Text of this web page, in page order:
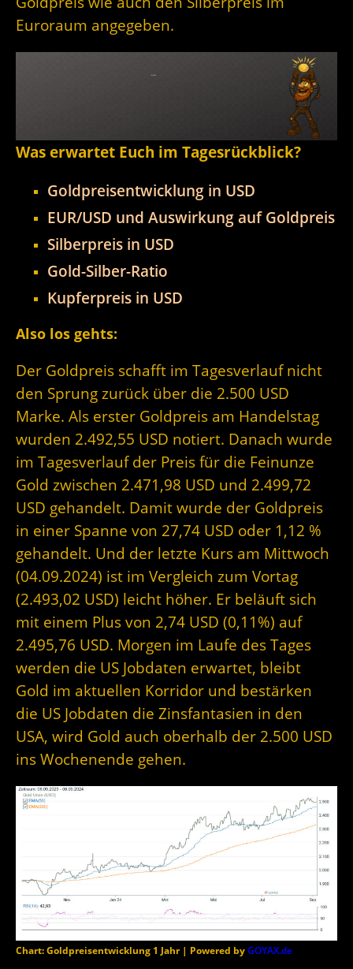
Euroraum angegeben.
Was erwartet Euch im Tagesrückblick?
Goldpreisentwicklung in USD
EUR/USD und Auswirkung auf Goldpreis
Silberpreis in USD
Gold-Silber-Ratio
Kupferpreis in USD
Also los gehts:
Der Goldpreis schafft im Tagesverlauf nicht
den Sprung zurück über die 2.500 USD
Marke. Als erster Goldpreis am Handelstag
wurden 2.492,55 USD notiert. Danach wurde
im Tagesverlauf der Preis für die Feinunze
Gold zwischen 2.471,98 USD und 2.499,72
USD gehandelt. Damit wurde der Goldpreis
in einer Spanne von 27,74 USD oder 1,12 %
gehandelt. Und der letzte Kurs am Mittwoch
(04.09.2024) ist im Vergleich zum Vortag
(2.493,02 USD) leicht höher. Er beläuft sich
mit einem Plus von 2,74 USD (0,11%) auf
2.495,76 USD. Morgen im Laufe des Tages
werden die US Jobdaten erwartet, bleibt
Gold im aktuellen Korridor und bestärken
die US Jobdaten die Zinsfantasien in den
USA, wird Gold auch oberhalb der 2.500 USD
ins Wochenende gehen.
Chart: Goldpreisentwicklung 1 Jahr | Powered byGOYAX.de